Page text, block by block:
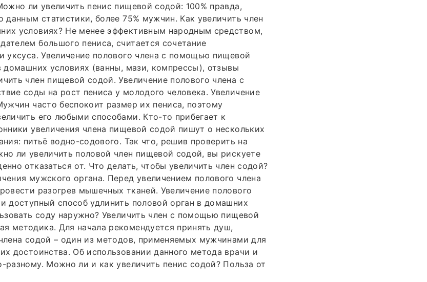
ли увеличить пенис пищевой содой: 100% правда,
статистики, более 75% мужчин. Как увеличить член
условиях? Не менее эффективным народным средством,
большого пениса, считается сочетание
уксуса. Увеличение полового члена с помощью пищевой
домашних условиях (ванны, мази, компрессы), отзывы
член пищевой содой. Увеличение полового члена с
соды на рост пениса у молодого человека. Увеличение
часто беспокоит размер их пениса, поэтому
его любыми способами. Кто-то прибегает к
увеличения члена пищевой содой пишут о нескольких
питьё водно-содового. Так что, решив проверить на
ли увеличить половой член пищевой содой, вы рискуете
отказаться от. Что делать, чтобы увеличить член содой?
мужского органа. Перед увеличением полового члена
разогрев мышечных тканей. Увеличение полового
доступный способ удлинить половой орган в домашних
соду наружно? Увеличить член с помощью пищевой
методика. Для начала рекомендуется принять душ,
содой – один из методов, применяемых мужчинами для
достоинства. Об использовании данного метода врачи и
разному. Можно ли и как увеличить пенис содой? Польза от